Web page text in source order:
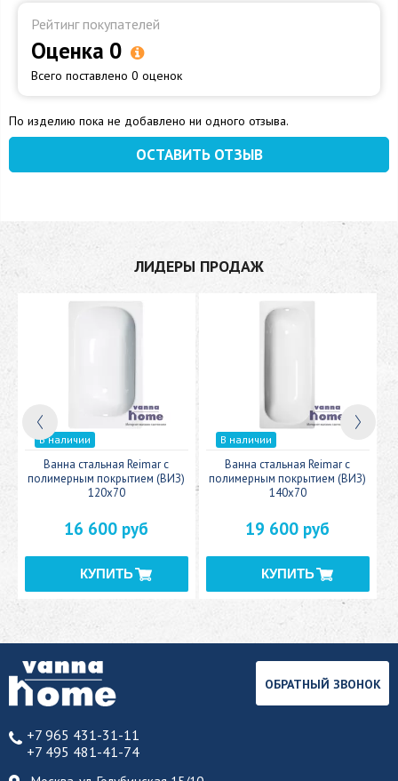
Рейтинг покупателей
Оценка 0
Всего поставлено 0 оценок
По изделию пока не добавлено ни одного отзыва.
ОСТАВИТЬ ОТЗЫВ
ЛИДЕРЫ ПРОДАЖ
В наличии
Ванна стальная Reimar с
полимерным покрытием (ВИЗ)
120x70
16 600 руб
В наличии
Ванна стальная Reimar с
полимерным покрытием (ВИЗ)
140x70
19 600 руб
+7 965 431-31-11
+7 495 481-41-74
ОБРАТНЫЙ ЗВОНОК